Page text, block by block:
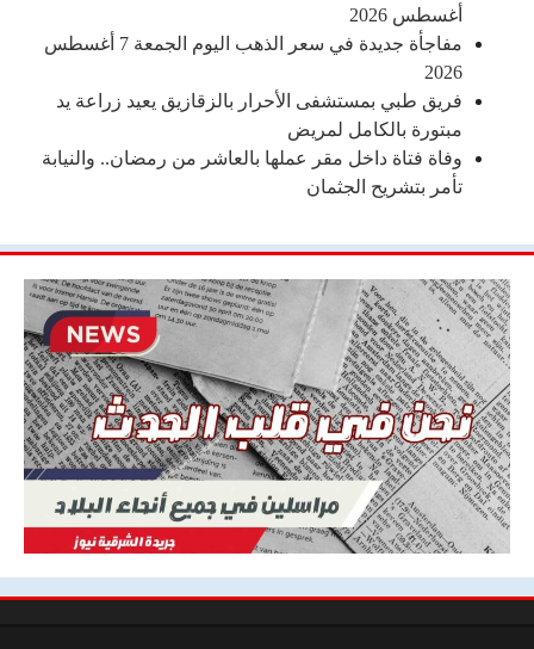
أغسطس 2026
مفاجأة جديدة في سعر الذهب اليوم الجمعة 7 أغسطس
2026
فريق طبي بمستشفى الأحرار بالزقازيق يعيد زراعة يد
مبتورة بالكامل لمريض
وفاة فتاة داخل مقر عملها بالعاشر من رمضان.. والنيابة
تأمر بتشريح الجثمان